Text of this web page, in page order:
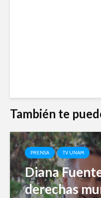
También te
PRENSA TV UNAM
Diana
derechas